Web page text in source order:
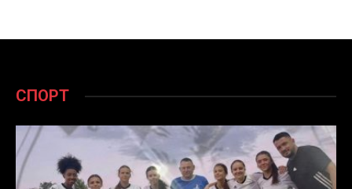
СПОРТ